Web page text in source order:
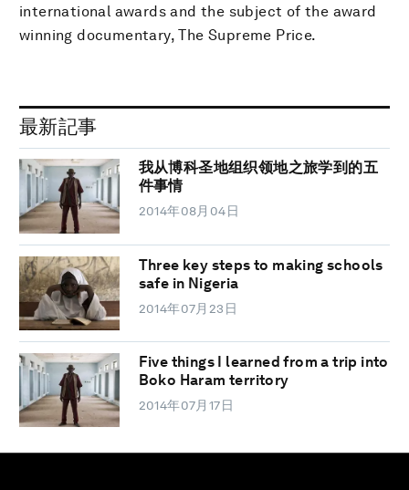
international awards and the subject of the award
winning documentary, The Supreme Price.
最新記事
我从博科圣地组织领地之旅学到的五
件事情
2014年08月04日
Three key steps to making schools
safe in Nigeria
2014年07月23日
Five things I learned from a trip into
Boko Haram territory
2014年07月17日